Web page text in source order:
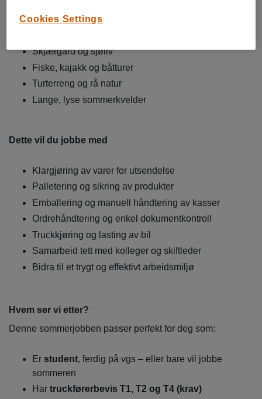
Når arbeidsdagen er ferdig, byr Hitra på:
Skjærgård og sjøliv
Fiske, kajakk og båtturer
Turterreng og rå natur
Lange, lyse sommerkvelder
Dette vil du jobbe med
Klargjøring av varer for utsendelse
Palletering og sikring av produkter
Emballering og manuell håndtering av kasser
Ordrehåndtering og enkel dokumentkontroll
Truckkjøring og lasting av bil
Samarbeid tett med kolleger og skiftleder
Bidra til et trygt og effektivt arbeidsmiljø
Hvem ser vi etter?
Denne sommerjobben passer perfekt for deg som:
Er student, ferdig på vgs – eller bare vil jobbe
sommeren
Har truckførerbevis T1, T2 og T4 (krav)
Cookies Settings